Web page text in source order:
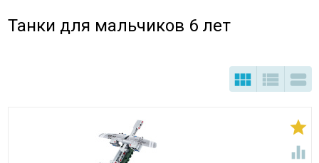
Танки для мальчиков 6 лет
  

